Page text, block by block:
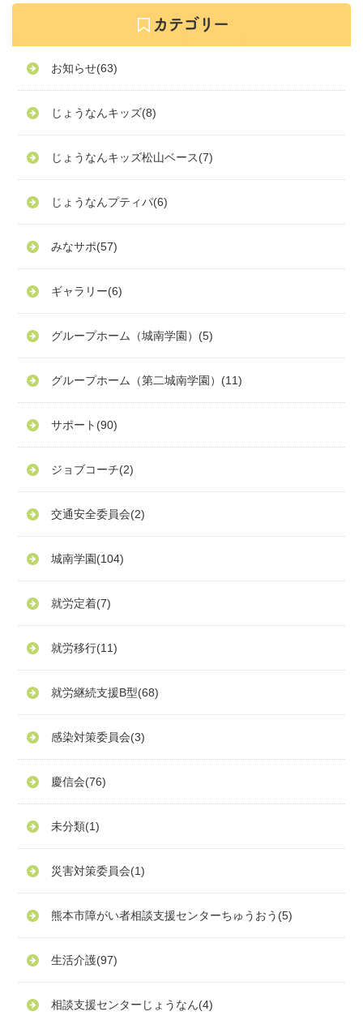
お知らせ(63)
じょうなんキッズ(8)
じょうなんキッズ松山ベース(7)
じょうなんプティパ(6)
みなサポ(57)
ギャラリー(6)
グループホーム（城南学園） (5)
グループホーム（第二城南学園） (11)
サポート (90)
ジョブコーチ(2)
交通安全委員会(2)
城南学園(104)
就労定着(7)
就労移行(11)
就労継続支援B型(68)
感染対策委員会(3)
慶信会(76)
未分類(1)
災害対策委員会(1)
熊本市障がい者相談支援センターちゅうおう (5)
生活介護(97)
相談支援センターじょうなん(4)